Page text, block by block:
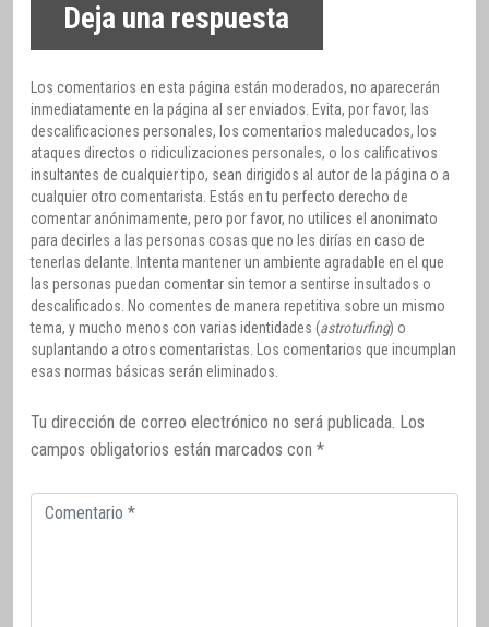
Deja una respuesta
Los comentarios en esta página están moderados, no aparecerán
inmediatamente en la página al ser enviados. Evita, por favor, las
descalificaciones personales, los comentarios maleducados, los
ataques directos o ridiculizaciones personales, o los calificativos
insultantes de cualquier tipo, sean dirigidos al autor de la página o a
cualquier otro comentarista. Estás en tu perfecto derecho de
comentar anónimamente, pero por favor, no utilices el anonimato
para decirles a las personas cosas que no les dirías en caso de
tenerlas delante. Intenta mantener un ambiente agradable en el que
las personas puedan comentar sin temor a sentirse insultados o
descalificados. No comentes de manera repetitiva sobre un mismo
tema, y mucho menos con varias identidades (astroturfing) o
suplantando a otros comentaristas. Los comentarios que incumplan
esas normas básicas serán eliminados.
Tu dirección de correo electrónico no será publicada. Los
campos obligatorios están marcados con *
Comentario